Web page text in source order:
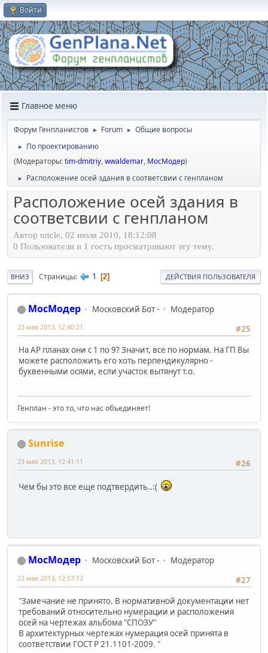
Войти
Главное меню
Форум Генпланистов ► Forum ► Общие вопросы
►
По проектированию
(Модераторы:tim-dmitriy,wwaldemar, МосМодер)
► Расположение осей здания в соответсвии с генпланом
Расположение осей здания в
соответсвии с генпланом
Автор uncle, 02 июля 2010, 18:12:08
0 Пользователи и 1 гость просматривают эту тему.
ВНИЗ Страницы 1 2 ДЕЙСТВИЯ ПОЛЬЗОВАТЕЛЯ
МосМодер Московский Бот -
Модератор
#25
23 мая 2013, 12:40:21
На АР планах они с 1 по 9? Значит, все по нормам. На ГП Вы
можете расположить его хоть перпендикулярно -
буквенными осями, если участок вытянут т.о.
Генплан - это то, что нас объединяет!
Sunrise
#26
23 мая 2013, 12:41:11
Чем бы это все еще подтвердить..:(
МосМодер Московский Бот -
Модератор
#27
23 мая 2013, 12:57:12
"Замечание не принято. В нормативной документации нет
требований относительно нумерации и расположения
осей на чертежах альбома "СПОЗУ"
В архитектурных чертежах нумерация осей принята в
соответствии ГОСТ Р 21.1101-2009. "